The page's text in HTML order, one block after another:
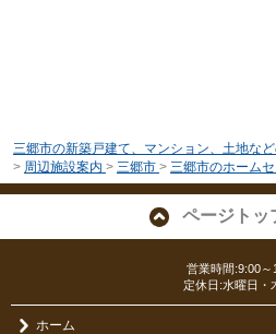
三郷市の新築戸建て、マンション、土地な
> 周辺施設案内 > 三郷市 > 三郷市のホーム
ページトッ
営業時間:9:00～
定休日:水曜日・
ホーム